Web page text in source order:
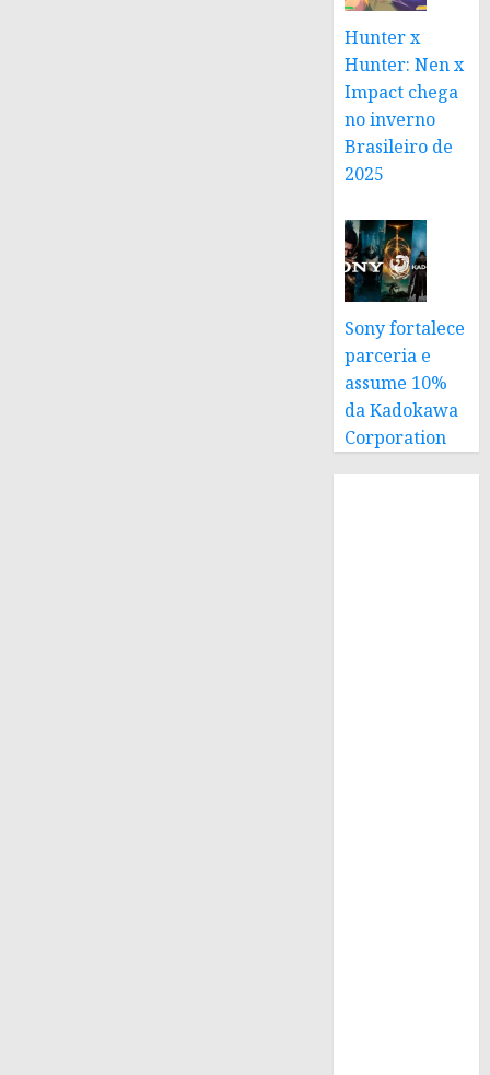
Hunter x
Hunter: Nen x
Impact chega
no inverno
Brasileiro de
2025
Sony fortalece
parceria e
assume 10%
da Kadokawa
Corporation